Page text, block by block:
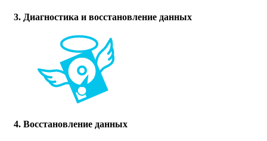
3. Диагностика и восстановление данных
4. Восстановление данных